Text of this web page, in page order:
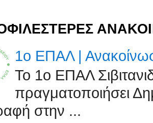
1ο ΕΠΑΛ |
Το 1ο ΕΠΑΛ
πραγματοποιήσει
στην ...